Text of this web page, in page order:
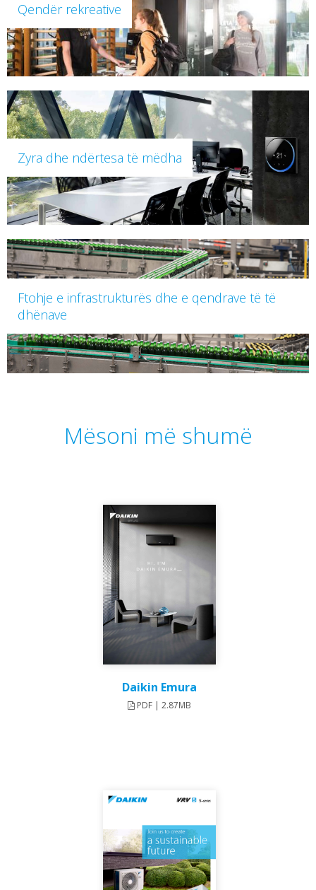
Qendër rekreative
Zyra dhe ndërtesa të mëdha
Ftohje e infrastrukturës dhe e qendrave të të
dhënave
Mësoni më shumë
Daikin Emura
PDF | 2.87MB